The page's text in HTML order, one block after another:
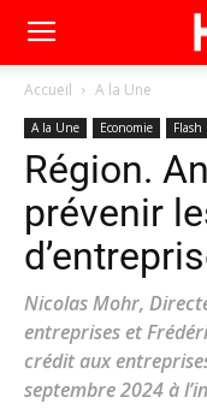
Accueil A la Une
A la Une Economie Flash
Région.
prévenir
Nicolas Mohr,
entreprises et
crédit aux
septembre 2024 à